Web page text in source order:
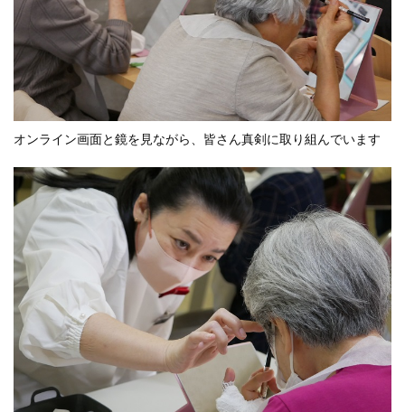
オンライン画面と鏡を見ながら、皆さん真剣に取り組んでいます